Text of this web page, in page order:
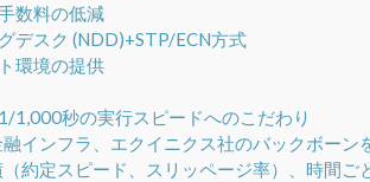
数料の低減
デスク (NDD)+STP/ECN方式
環境の提供
1,000秒の実行スピードへのこだわり
インフラ、エクイニクス社のバックボーン
約定スピード、スリッページ率）、時間ご